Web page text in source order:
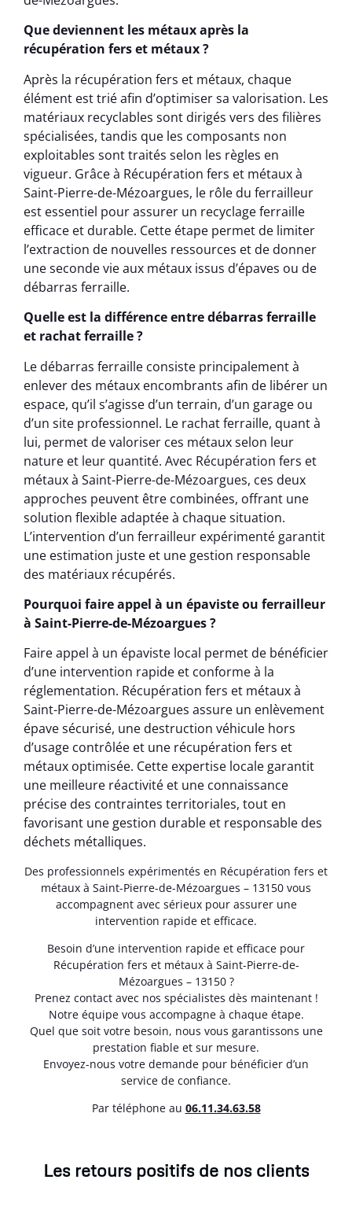
Que deviennent les métaux après la
récupération fers et métaux ?
Après la récupération fers et métaux, chaque
élément est trié afin d’optimiser sa valorisation. Les
matériaux recyclables sont dirigés vers des filières
spécialisées, tandis que les composants non
exploitables sont traités selon les règles en
vigueur. Grâce à Récupération fers et métaux à
Saint-Pierre-de-Mézoargues, le rôle du ferrailleur
est essentiel pour assurer un recyclage ferraille
efficace et durable. Cette étape permet de limiter
l’extraction de nouvelles ressources et de donner
une seconde vie aux métaux issus d’épaves ou de
débarras ferraille.
Quelle est la différence entre débarras ferraille
et rachat ferraille ?
Le débarras ferraille consiste principalement à
enlever des métaux encombrants afin de libérer un
espace, qu’il s’agisse d’un terrain, d’un garage ou
d’un site professionnel. Le rachat ferraille, quant à
lui, permet de valoriser ces métaux selon leur
nature et leur quantité. Avec Récupération fers et
métaux à Saint-Pierre-de-Mézoargues, ces deux
approches peuvent être combinées, offrant une
solution flexible adaptée à chaque situation.
L’intervention d’un ferrailleur expérimenté garantit
une estimation juste et une gestion responsable
des matériaux récupérés.
Pourquoi faire appel à un épaviste ou ferrailleur
à Saint-Pierre-de-Mézoargues ?
Faire appel à un épaviste local permet de bénéficier
d’une intervention rapide et conforme à la
réglementation. Récupération fers et métaux à
Saint-Pierre-de-Mézoargues assure un enlèvement
épave sécurisé, une destruction véhicule hors
d’usage contrôlée et une récupération fers et
métaux optimisée. Cette expertise locale garantit
une meilleure réactivité et une connaissance
précise des contraintes territoriales, tout en
favorisant une gestion durable et responsable des
déchets métalliques.
Des professionnels expérimentés en Récupération fers et
métaux à Saint-Pierre-de-Mézoargues – 13150 vous
accompagnent avec sérieux pour assurer une
intervention rapide et efficace.
Besoin d’une intervention rapide et efficace pour
Récupération fers et métaux à Saint-Pierre-de-
Mézoargues – 13150 ?
Prenez contact avec nos spécialistes dès maintenant !
Notre équipe vous accompagne à chaque étape.
Quel que soit votre besoin, nous vous garantissons une
prestation fiable et sur mesure.
Envoyez-nous votre demande pour bénéficier d’un
service de confiance.
Par téléphone au 06.11.34.63.58
Les retours positifs de nos clients